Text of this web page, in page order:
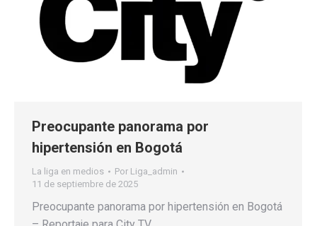
Preocupante panorama por
hipertensión en Bogotá
La liga en medios Por Liga_admin
11 de septiembre de 2025
Preocupante panorama por hipertensión en Bogotá